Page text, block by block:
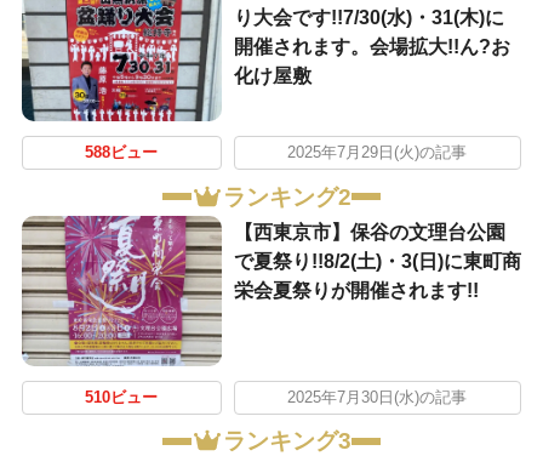
り大会です!!7/30(水)・31(木)に
開催されます。会場拡大!!ん?お
化け屋敷
588ビュー 2025年7月29日(火)の記事
ランキング2
【西東京市】保谷の文理台公園
で夏祭り!!8/2(土)・3(日)に東町商
栄会夏祭りが開催されます!!
510ビュー 2025年7月30日(水)の記事
ランキング3